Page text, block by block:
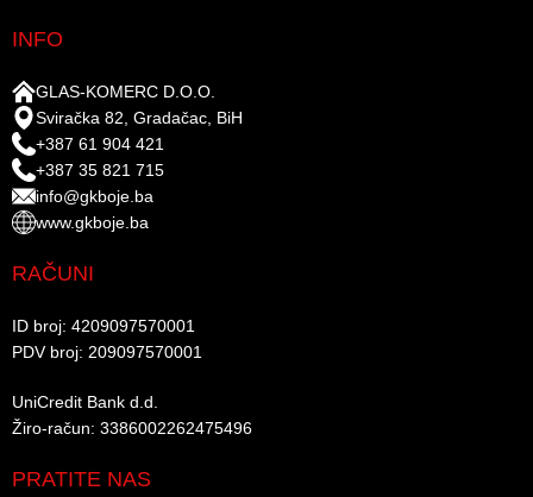
INFO
GLAS-KOMERC D.O.O.
Sviračka 82, Gradačac, BiH
+387 61 904 421
+387 35 821 715
info@gkboje.ba
www.gkboje.ba
RAČUNI
ID broj: 4209097570001​
PDV broj: 209097570001 ​
UniCredit Bank d.d.​
Žiro-račun: 3386002262475496​​
PRATITE NAS